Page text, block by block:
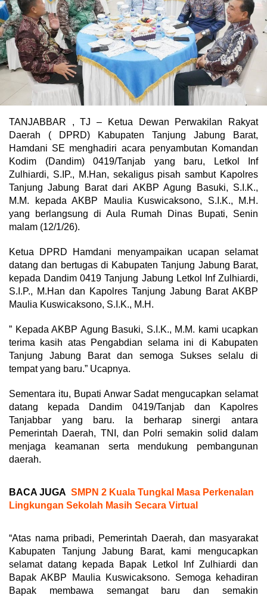
TANJABBAR , TJ – Ketua Dewan Perwakilan Rakyat
Daerah ( DPRD) Kabupaten Tanjung Jabung Barat,
Hamdani SE menghadiri acara penyambutan Komandan
Kodim (Dandim) 0419/Tanjab yang baru, Letkol Inf
Zulhiardi, S.IP., M.Han, sekaligus pisah sambut Kapolres
Tanjung Jabung Barat dari AKBP Agung Basuki, S.I.K.,
M.M. kepada AKBP Maulia Kuswicaksono, S.I.K., M.H.
yang berlangsung di Aula Rumah Dinas Bupati, Senin
malam (12/1/26).
Ketua DPRD Hamdani menyampaikan ucapan selamat
datang dan bertugas di Kabupaten Tanjung Jabung Barat,
kepada Dandim 0419 Tanjung Jabung Letkol Inf Zulhiardi,
S.I.P., M.Han dan Kapolres Tanjung Jabung Barat AKBP
Maulia Kuswicaksono, S.I.K., M.H.
” Kepada AKBP Agung Basuki, S.I.K., M.M. kami ucapkan
terima kasih atas Pengabdian selama ini di Kabupaten
Tanjung Jabung Barat dan semoga Sukses selalu di
tempat yang baru.” Ucapnya.
Sementara itu, Bupati Anwar Sadat mengucapkan selamat
datang kepada Dandim 0419/Tanjab dan Kapolres
Tanjabbar yang baru. Ia berharap sinergi antara
Pemerintah Daerah, TNI, dan Polri semakin solid dalam
menjaga keamanan serta mendukung pembangunan
daerah.
BACA JUGA SMPN 2 Kuala Tungkal Masa Perkenalan
Lingkungan Sekolah Masih Secara Virtual
“Atas nama pribadi, Pemerintah Daerah, dan masyarakat
Kabupaten Tanjung Jabung Barat, kami mengucapkan
selamat datang kepada Bapak Letkol Inf Zulhiardi dan
Bapak AKBP Maulia Kuswicaksono. Semoga kehadiran
Bapak membawa semangat baru dan semakin